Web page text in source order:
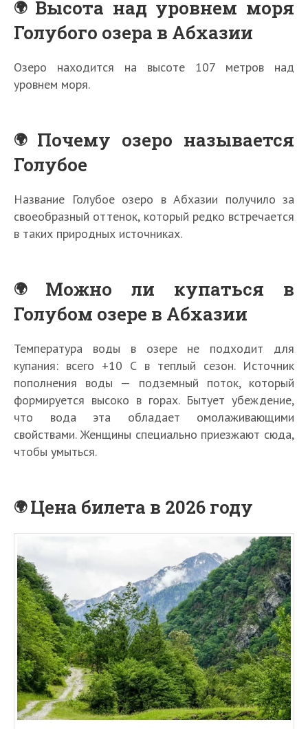
Высота над уровнем моря
Голубого озера в Абхазии
Озеро находится на высоте 107 метров над
уровнем моря.
Почему озеро называется
Голубое
Название Голубое озеро в Абхазии получило за
своеобразный оттенок, который редко встречается
в таких природных источниках.
Можно ли купаться в
Голубом озере в Абхазии
Температура воды в озере не подходит для
купания: всего +10 С в теплый сезон. Источник
пополнения воды — подземный поток, который
формируется высоко в горах. Бытует убеждение,
что вода эта обладает омолаживающими
свойствами. Женщины специально приезжают сюда,
чтобы умыться.
Цена билета в 2026 году